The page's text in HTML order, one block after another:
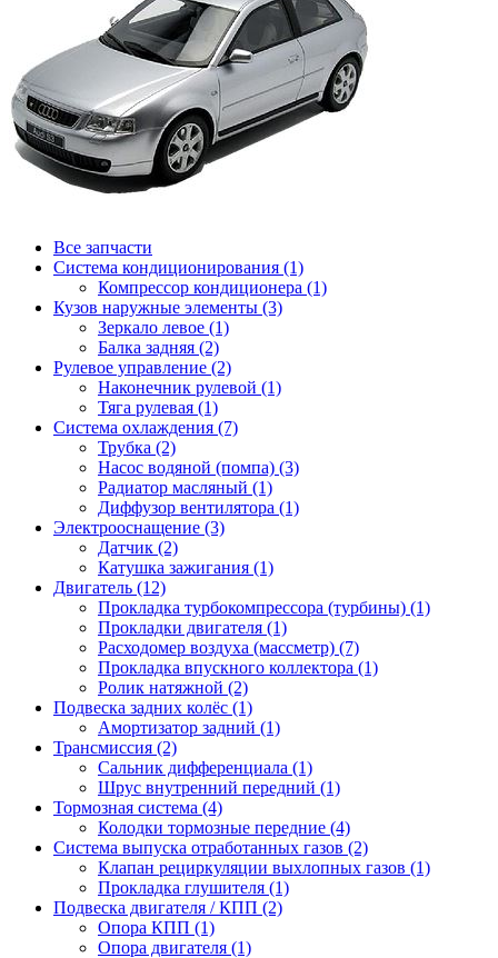
Все запчасти
Система кондиционирования (1)
Компрессор кондиционера (1)
Кузов наружные элементы (3)
Зеркало левое (1)
Балка задняя (2)
Рулевое управление (2)
Наконечник рулевой (1)
Тяга рулевая (1)
Система охлаждения (7)
Трубка (2)
Насос водяной (помпа) (3)
Радиатор масляный (1)
Диффузор вентилятора (1)
Электрооснащение (3)
Датчик (2)
Катушка зажигания (1)
Двигатель (12)
Прокладка турбокомпрессора (турбины) (1)
Прокладки двигателя (1)
Расходомер воздуха (массметр) (7)
Прокладка впускного коллектора (1)
Ролик натяжной (2)
Подвеска задних колёс (1)
Амортизатор задний (1)
Трансмиссия (2)
Сальник дифференциала (1)
Шрус внутренний передний (1)
Тормозная система (4)
Колодки тормозные передние (4)
Система выпуска отработанных газов (2)
Клапан рециркуляции выхлопных газов (1)
Прокладка глушителя (1)
Подвеска двигателя / КПП (2)
Опора КПП (1)
Опора двигателя (1)